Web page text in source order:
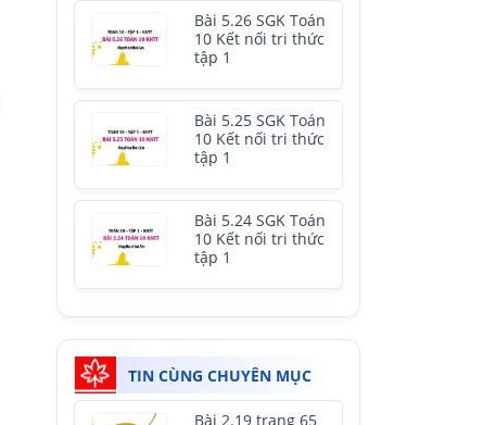
Bài 5.26 SGK Toán
10 Kết nối tri thức
tập 1
Bài 5.25 SGK Toán
10 Kết nối tri thức
tập 1
Bài 5.24 SGK Toán
10 Kết nối tri thức
tập 1
TIN CÙNG CHUYÊN MỤC
Bài 2.19 trang 65